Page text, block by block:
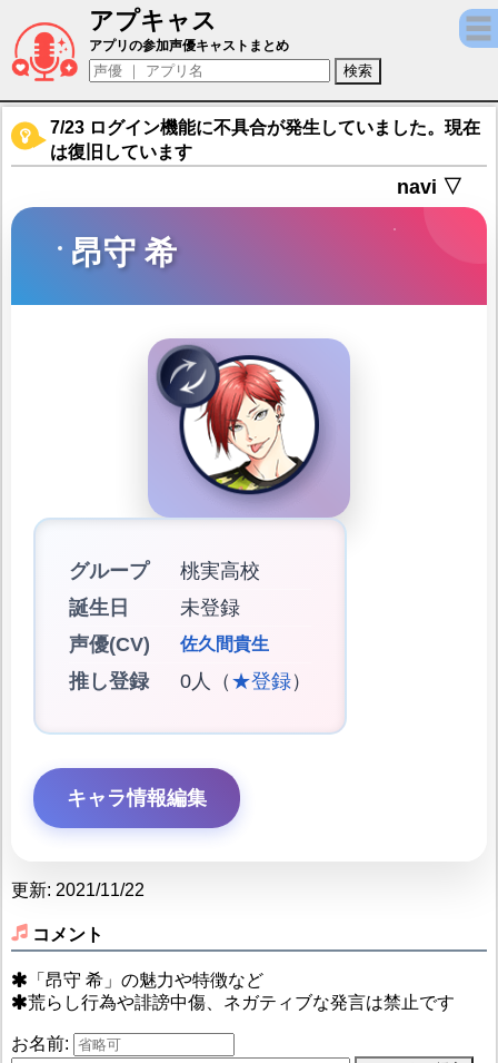
アプキャス
昂守 希（声優：佐久間貴生)【フットサルボ
アプリの参加声優キャストまとめ
7/23 ログイン機能に不具合が発生していました。現在
は復旧しています
navi ▽
昂守 希
グループ
桃実高校
誕生日
未登録
声優(CV)
佐久間貴生
推し登録 0人（ ★登録）
キャラ情報編集
更新: 2021/11/22
コメント
「昂守 希」の魅力や特徴など
荒らし行為や誹謗中傷、ネガティブな発言は禁止です
お名前: